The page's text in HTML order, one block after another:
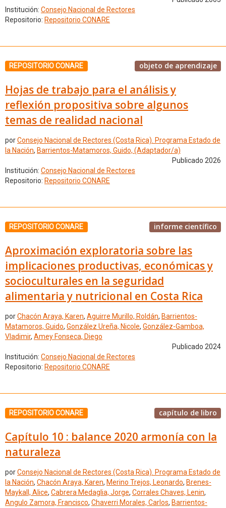
Institución: Consejo Nacional de Rectores
Repositorio: Repositorio CONARE
REPOSITORIO CONARE objeto de aprendizaje
Hojas de trabajo para el análisis y
reflexión propositiva sobre algunos
temas de realidad nacional
porConsejo Nacional de Rectores (Costa Rica). Programa Estado de
la Nación, Barrientos-Matamoros, Guido, (Adaptador/a)
Publicado 2026
Institución: Consejo Nacional de Rectores
Repositorio: Repositorio CONARE
REPOSITORIO CONARE informe científico
Aproximación exploratoria sobre las
implicaciones productivas, económicas y
socioculturales en la seguridad
alimentaria y nutricional en Costa Rica
porChacón Araya, Karen, Aguirre Murillo, Roldán, Barrientos-
Matamoros, Guido, González Ureña, Nicole, González-Gamboa,
Vladimir, Amey Fonseca, Diego
Publicado 2024
Institución: Consejo Nacional de Rectores
Repositorio: Repositorio CONARE
REPOSITORIO CONARE capítulo de libro
Capítulo 10 : balance 2020 armonía con la
naturaleza
porConsejo Nacional de Rectores (Costa Rica). Programa Estado de
la Nación, Chacón Araya, Karen, Merino Trejos, Leonardo, Brenes-
Maykall, Alice, Cabrera Medaglia, Jorge, Corrales Chaves, Lenin,
Angulo Zamora, Francisco, Chaverri Morales, Carlos, Barrientos-